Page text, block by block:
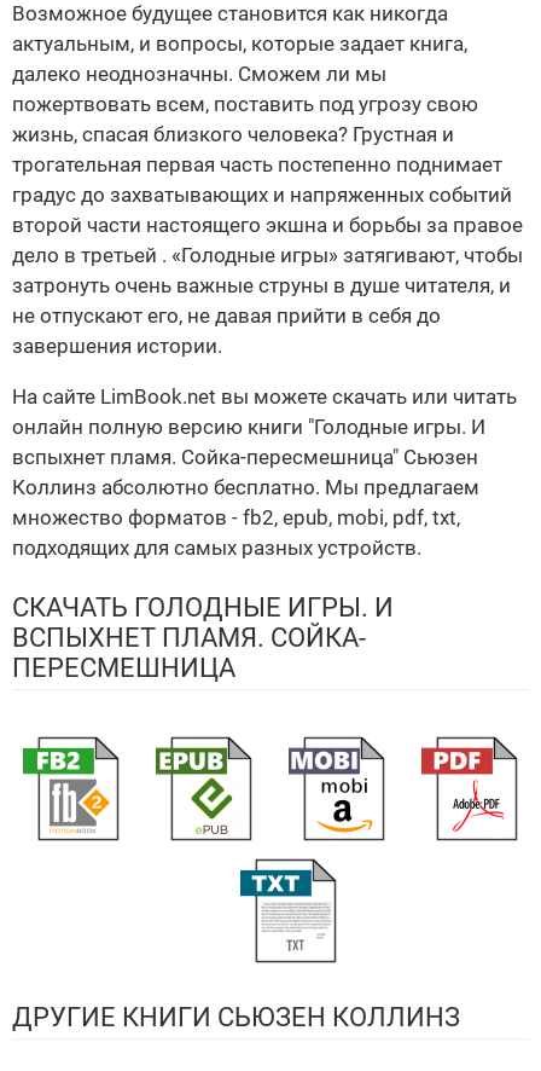
Возможное будущее становится как никогда
актуальным, и вопросы, которые задает книга,
далеко неоднозначны. Сможем ли мы
пожертвовать всем, поставить под угрозу свою
жизнь, спасая близкого человека? Грустная и
трогательная первая часть постепенно поднимает
градус до захватывающих и напряженных событий
второй части настоящего экшна и борьбы за правое
дело в третьей . «Голодные игры» затягивают, чтобы
затронуть очень важные струны в душе читателя, и
не отпускают его, не давая прийти в себя до
завершения истории.
На сайте LimBook.net вы можете скачать или читать
онлайн полную версию книги "Голодные игры. И
вспыхнет пламя. Сойка-пересмешница" Сьюзен
Коллинз абсолютно бесплатно. Мы предлагаем
множество форматов - fb2, epub, mobi, pdf, txt,
подходящих для самых разных устройств.
СКАЧАТЬ ГОЛОДНЫЕ ИГРЫ. И
ВСПЫХНЕТ ПЛАМЯ. СОЙКА-
ПЕРЕСМЕШНИЦА
ДРУГИЕ КНИГИ СЬЮЗЕН КОЛЛИНЗ